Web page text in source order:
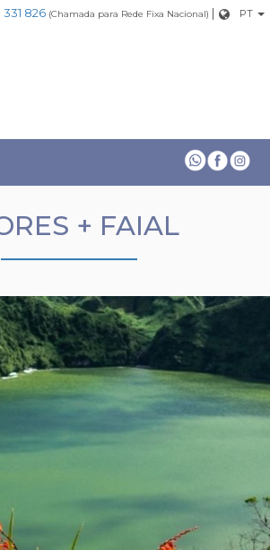
331 826 (Chamada para Rede Fixa Nacional) | PT
+ FAIAL